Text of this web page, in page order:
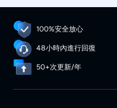
100%安全放心
48小時內進行回復
50+次更新/年